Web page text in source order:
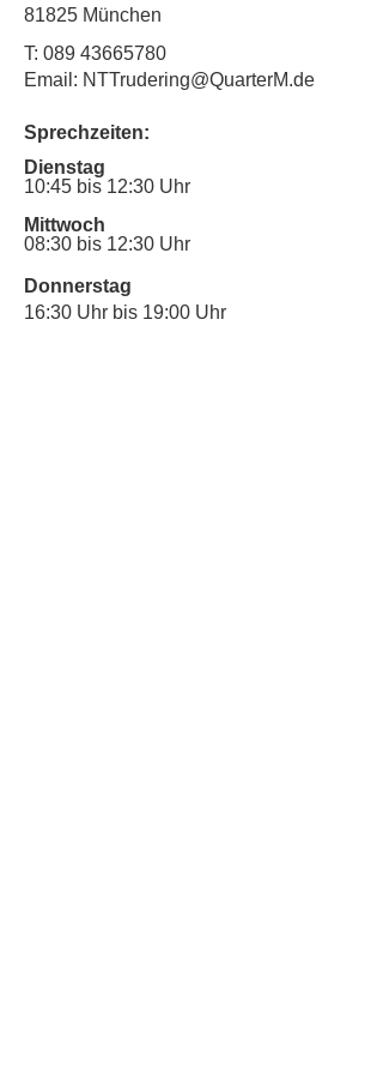
81825 München
T: 089 43665780
Email: NTTrudering@QuarterM.de
Sprechzeiten:
Dienstag
10:45 bis 12:30 Uhr
Mittwoch
08:30 bis 12:30 Uhr
Donnerstag
16:30 Uhr bis 19:00 Uhr